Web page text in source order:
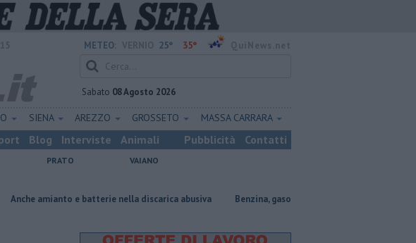
METEO: 25° 35°
Sabato 08 Agosto 2026
SIENA AREZZO GROSSETO MASSA CARRARA
Blog Interviste Animali Pubblicità Contatti
PRATO
VAIANO
e batterie nella discarica abusiva ​Benzina, gasolio, gpl, ecco dove risparmiare